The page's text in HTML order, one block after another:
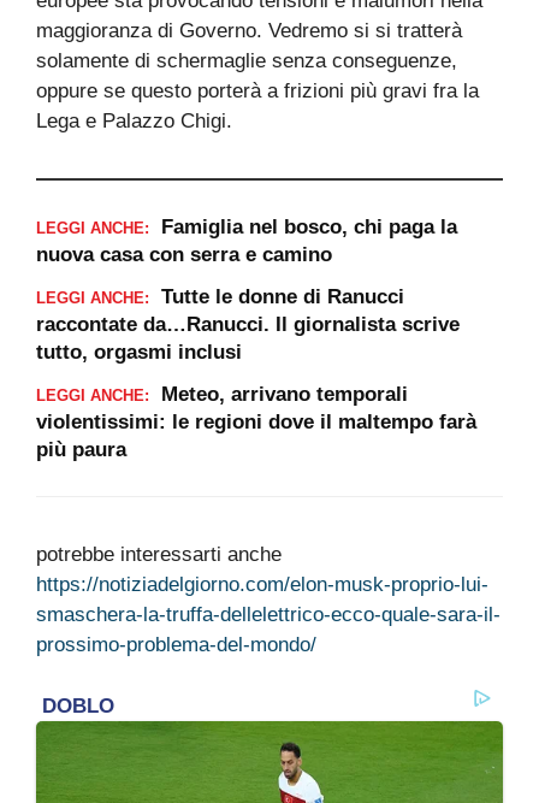
maggioranza di Governo. Vedremo si si tratterà
solamente di schermaglie senza conseguenze,
oppure se questo porterà a frizioni più gravi fra la
Lega e Palazzo Chigi.
LEGGI ANCHE:
Famiglia nel bosco, chi paga la
nuova casa con serra e camino
LEGGI ANCHE:
Tutte le donne di Ranucci
raccontate da…Ranucci. Il giornalista scrive
tutto, orgasmi inclusi
LEGGI ANCHE:
Meteo, arrivano temporali
violentissimi: le regioni dove il maltempo farà
più paura
potrebbe interessarti anche
https://notiziadelgiorno.com/elon-musk-proprio-lui-
smaschera-la-truffa-dellelettrico-ecco-quale-sara-il-
prossimo-problema-del-mondo/